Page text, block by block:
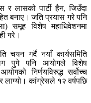
र लासको पार्टी हैन, जिउँदा
बनाए। जति प्रयास गरे पनि
समूह विशेष महाधिवेशनमा
गरे।
चयन गर्दै नयाँ कार्यसमिति
पुगे पनि आयोगले विशेष
निर्णयविरुद्ध सर्वोच्च
लाग्यो। कांग्रेसले १२ वर्षपछि